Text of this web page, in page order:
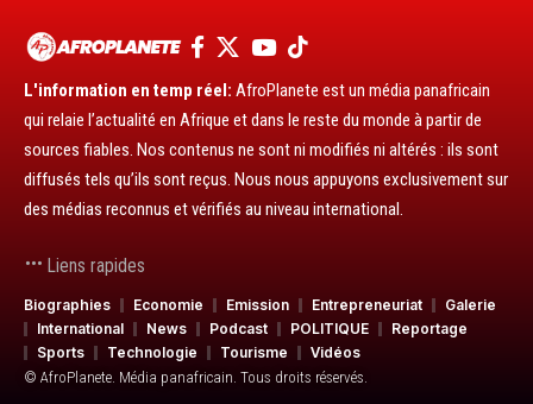
L'information en temp réel: AfroPlanete est un média panafricain
qui relaie l’actualité en Afrique et dans le reste du monde à partir de
sources fiables. Nos contenus ne sont ni modifiés ni altérés : ils sont
diffusés tels qu’ils sont reçus. Nous nous appuyons exclusivement sur
des médias reconnus et vérifiés au niveau international.
Liens rapides
Biographies Economie Emission Entrepreneuriat
Galerie
International
News Podcast POLITIQUE
Reportage
Sports
Technologie Tourisme
Vidéos
© AfroPlanete. Média panafricain. Tous droits réservés.